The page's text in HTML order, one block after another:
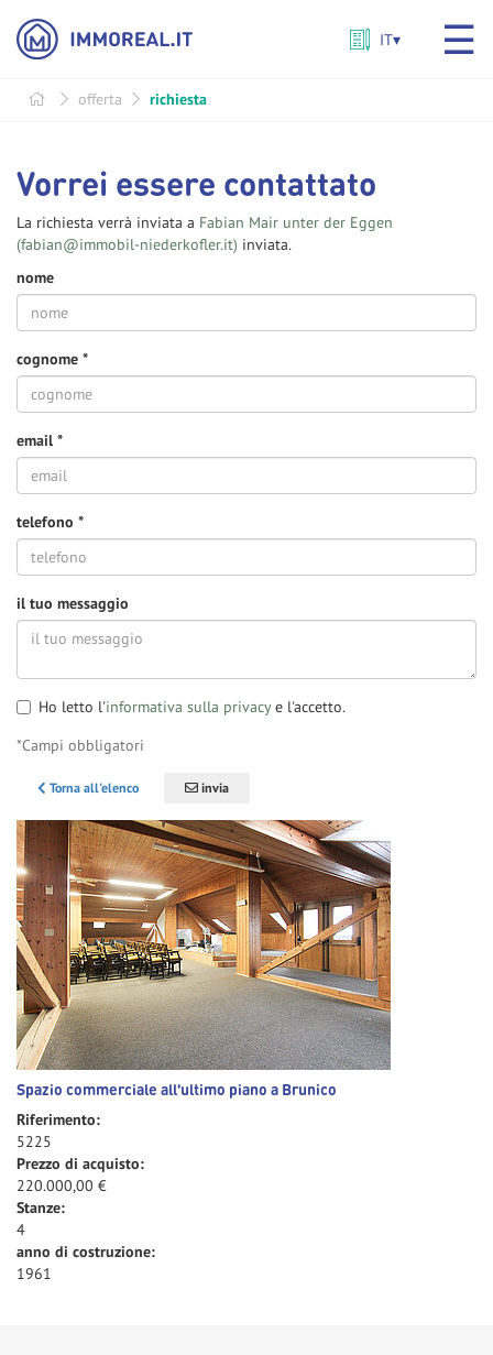
IT▾
SCEGLI
☰
offerta richiesta
Vorrei essere contattato
La richiesta verrà inviata a Fabian Mair unter der Eggen
(fabian@immobil-niederkofler.it) inviata.
nome
cognome *
email *
telefono *
il tuo messaggio
Ho letto l'informativa sulla privacye l'accetto.
*Campi obbligatori
Torna all'elenco invia
Spazio commerciale all'ultimo piano a Brunico
Riferimento:
5225
Prezzo di acquisto:
220.000,00 €
Stanze:
4
anno di costruzione:
1961